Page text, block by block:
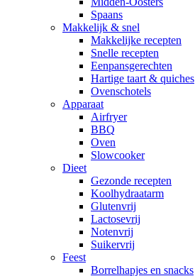
Spaans
Makkelijk & snel
Makkelijke recepten
Snelle recepten
Eenpansgerechten
Hartige taart & quiches
Ovenschotels
Apparaat
Airfryer
BBQ
Oven
Slowcooker
Dieet
Gezonde recepten
Koolhydraatarm
Glutenvrij
Lactosevrij
Notenvrij
Suikervrij
Feest
Borrelhapjes en snacks